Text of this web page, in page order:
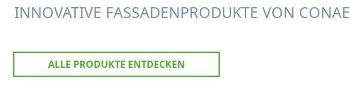
INNOVATIVE FASSADENPRODUKTE VON CONAE
ALLE PRODUKTE ENTDECKEN